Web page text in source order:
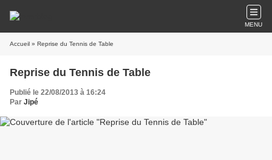
MENU
Accueil » Reprise du Tennis de Table
Reprise du Tennis de Table
Publié le 22/08/2013 à 16:24
Par Jipé